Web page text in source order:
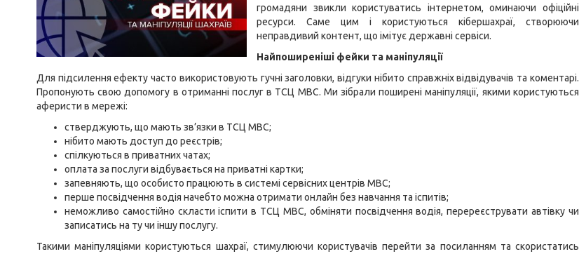
громадяни звикли користуватись інтернетом, оминаючи офіційні
ресурси. Саме цим і користуються кібершахраї, створюючи
неправдивий контент, що імітує державні сервіси.
Найпоширеніші фейки та маніпуляції
Для підсилення ефекту часто використовують гучні заголовки, відгуки нібито справжніх відвідувачів та коментарі.
Пропонують свою допомогу в отриманні послуг в ТСЦ МВС. Ми зібрали поширені маніпуляції, якими користуються
аферисти в мережі:
стверджують, що мають зв’язки в ТCЦ МВС;
нібито мають доступ до реєстрів;
спілкуються в приватних чатах;
оплата за послуги відбувається на приватні картки;
запевняють, що особисто працюють в системі сервісних центрів МВС;
перше посвідчення водія начебто можна отримати онлайн без навчання та іспитів;
неможливо самостійно скласти іспити в ТСЦ МВС, обміняти посвідчення водія, перереєструвати автівку чи
записатись на ту чи іншу послугу.
Такими маніпуляціями користуються шахраї, стимулюючи користувачів перейти за посиланням та скористатись